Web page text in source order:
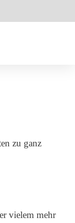
zu ganz
vielem mehr